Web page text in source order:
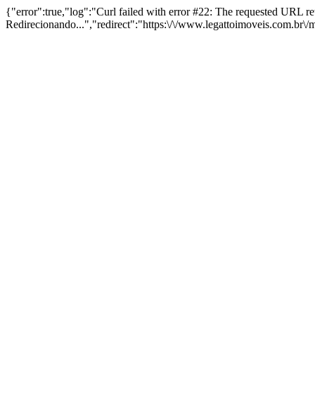
{"error":true,"log":"Curl failed with error #22: The requested URL
Redirecionando...","redirect":"https:\/\/www.legattoimoveis.com.br\/